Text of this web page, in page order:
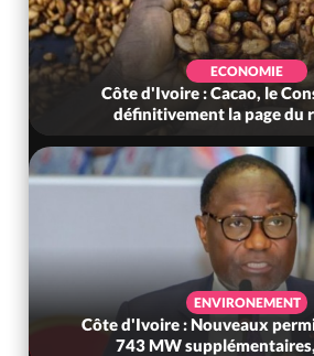
ECONOMIE
Côte d'Ivoire : Cacao, le
définitivement la page du
ENVIRONEMENT
Côte d'Ivoire : Nouveaux
743 MW